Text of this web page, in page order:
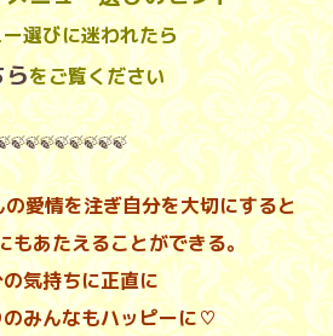
選びに迷われたら
をご覧ください
愛情を注ぎ自分を大切にすると
もあたえることができる。
気持ちに正直に
みんなもハッピーに♡